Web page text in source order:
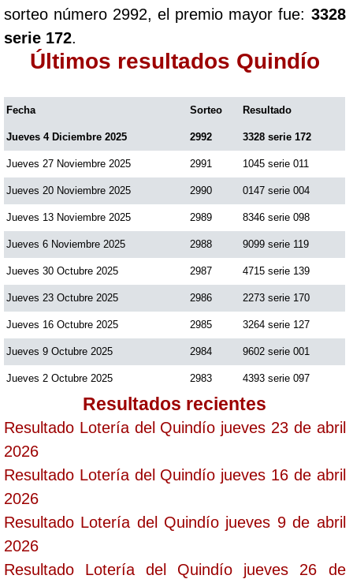
sorteo número 2992, el premio mayor fue: 3328
serie 172.
Últimos resultados Quindío
Fecha Sorteo Resultado
Jueves 4 Diciembre 2025 2992 3328 serie 172
Jueves 27 Noviembre 2025 2991 1045 serie 011
Jueves 20 Noviembre 2025 2990 0147 serie 004
Jueves 13 Noviembre 2025 2989 8346 serie 098
Jueves 6 Noviembre 2025 2988 9099 serie 119
Jueves 30 Octubre 2025 2987 4715 serie 139
Jueves 23 Octubre 2025 2986 2273 serie 170
Jueves 16 Octubre 2025 2985 3264 serie 127
Jueves 9 Octubre 2025 2984 9602 serie 001
Jueves 2 Octubre 2025 2983 4393 serie 097
Resultados recientes
Resultado Lotería del Quindío jueves 23 de abril
2026
Resultado Lotería del Quindío jueves 16 de abril
2026
Resultado Lotería del Quindío jueves 9 de abril
2026
Resultado Lotería del Quindío jueves 26 de